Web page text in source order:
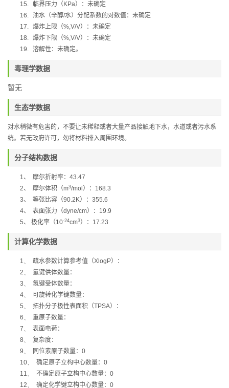
15.
临界压力（ KPa）：未确定
16. 油水（辛醇/水）分配系数的对数值：未确定
17. 爆炸上限（%,V/V）：未确定
18. 爆炸下限（%,V/V）：未确定
19. 溶解性：未确定。
毒理学数据
暂无
生态学数据
对水稍微有危害的，不要让未稀释或者大量产品接触地下水，水道或者污水系
统。若无政府许可，勿将材料排入周围环境。
分子结构数据
1、 摩尔折射率： 43.47
2、 摩尔体积（m3/mol ）： 168.3
3、 等张比容（90.2K）： 355.6
4、 表面张力（dyne/cm）： 19.9
5、 极化率（10-24cm3）： 17.23
计算化学数据
1、 疏水参数计算参考值（XlogP）：
2、
氢键供体数量：
3、
氢键受体数量：
4、
可旋转化学键数量：
5、
拓扑分子极性表面积（TPSA）：
6、
重原子数量：
7、
表面电荷：
8、
复杂度：
9、
同位素原子数量： 0
10、
确定原子立构中心数量： 0
11、
不确定原子立构中心数量： 0
12、
确定化学键立构中心数量： 0